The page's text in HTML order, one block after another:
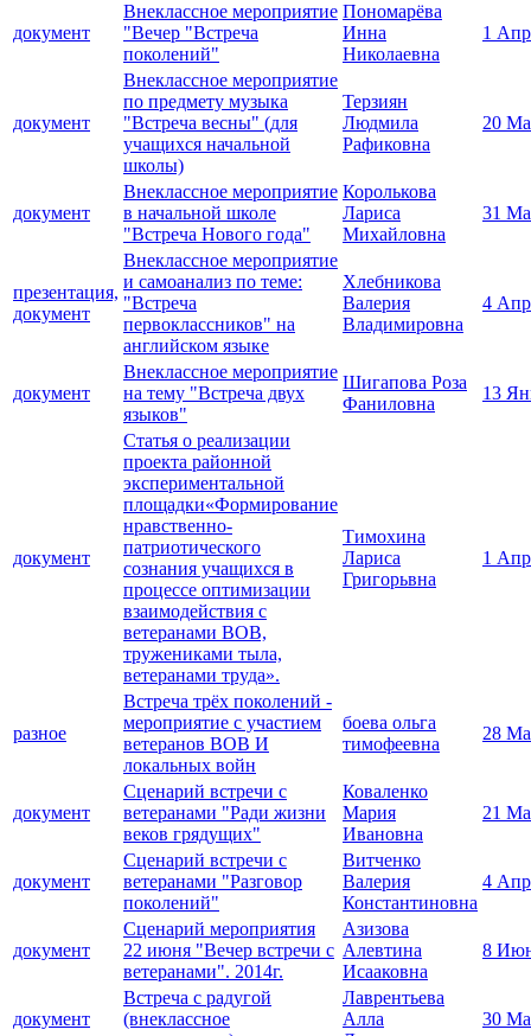
документ
Внеклассное мероприятие
"Вечер "Встреча
поколений"
Пономарёва
Инна
Николаевна
1
документ
Внеклассное мероприятие
по предмету музыка
"Встреча весны" (для
учащихся начальной
школы)
Терзиян
Людмила
Рафиковна
20
документ
Внеклассное мероприятие
в начальной школе
"Встреча Нового года"
Королькова
Лариса
Михайловна
31
презентация,
документ
Внеклассное мероприятие
и самоанализ по теме:
"Встреча
первоклассников" на
английском языке
Хлебникова
Валерия
Владимировна
4
документ
Внеклассное мероприятие
на тему "Встреча двух
языков"
Шигапова Роза
Фаниловна
13
документ
Статья о реализации
проекта районной
экспериментальной
площадки«Формирование
нравственно-
патриотического
сознания учащихся в
процессе оптимизации
взаимодействия с
ветеранами ВОВ,
тружениками тыла,
ветеранами труда».
Тимохина
Лариса
Григорьвна
1
разное
Встреча трёх поколений -
мероприятие с участием
ветеранов ВОВ И
локальных войн
боева ольга
тимофеевна
28
документ
Сценарий встречи с
ветеранами "Ради жизни
веков грядущих"
Коваленко
Мария
Ивановна
21
документ
Сценарий встречи с
ветеранами "Разговор
поколений"
Витченко
Валерия
Константиновна
4
документ
Сценарий мероприятия
22 июня "Вечер встречи с
ветеранами". 2014г.
Азизова
Алевтина
Исааковна
8
документ
Встреча с радугой
(внеклассное
Лаврентьева
Алла
30